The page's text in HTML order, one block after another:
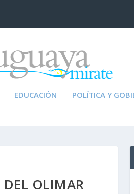
EDUCACIÓN POLÍTICA Y
DEL OLIMAR